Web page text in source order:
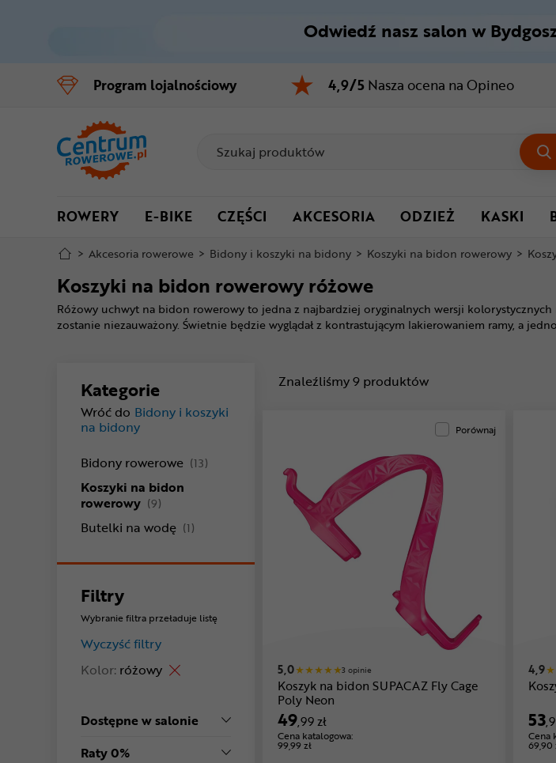
Menu główne
Filtry
Stopka
Odwiedź nasz salon w
Program lojalnościowy 4,9/5 Nasza ocena na Opineo
ROWERY E-BIKE CZĘŚCI AKCESORIA ODZIEŻ KASKI
> Akcesoria rowerowe > Bidony i koszyki na bidony > Koszyki na bidon rowerowy >
Koszyki na bidon rowerowy różowe
Różowy uchwyt na bidon rowerowy to jedna z najbardziej oryginalnych wersji
zostanie niezauważony. Świetnie będzie wyglądał z kontrastującym lakierowaniem ramy, a
Kategorie
Wróć do Bidony i koszyki
na bidony
Bidony rowerowe (13)
Koszyki na bidon
rowerowy (9)
Butelki na wodę (1)
Filtry
Wybranie filtra przeładuje listę
Wyczyść filtry
Kolor: różowy
Dostępne w salonie
Raty 0%
Znaleźliśmy9 produktów
Porównaj
5,0 3 opinie
Koszyk na bidon SUPACAZ Fly Cage
Poly Neon
49,99 zł
Cena katalogowa:
99,99 zł
4,9
53
Cena
69,90